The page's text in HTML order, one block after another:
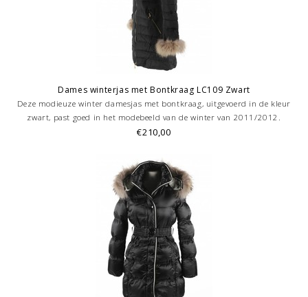
Dames winterjas met Bontkraag LC109 Zwart
Deze modieuze winter damesjas met bontkraag, uitgevoerd in de kleur
zwart, past goed in het modebeeld van de winter van 2011/2012.
€210,00